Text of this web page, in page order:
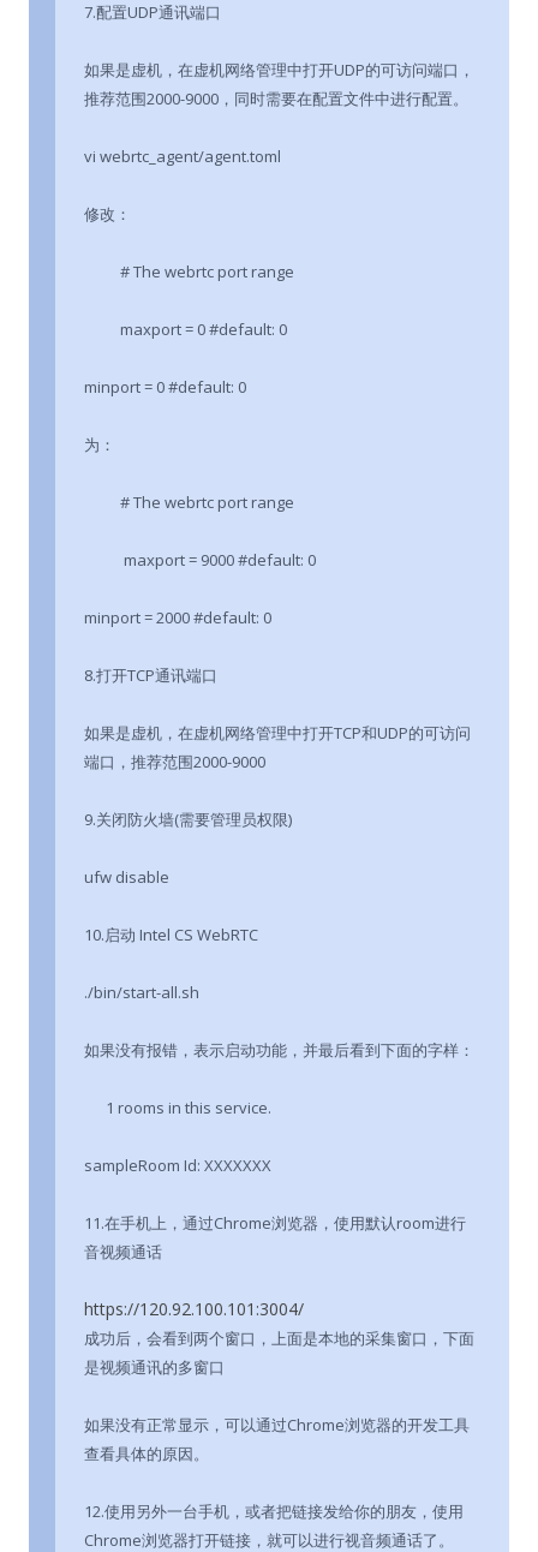
7.配置UDP通讯端口
如果是虚机，在虚机网络管理中打开UDP的可访问端口，
推荐范围2000-9000，同时需要在配置文件中进行配置。
vi webrtc_agent/agent.toml
修改：
# The webrtc port range
maxport = 0 #default: 0
minport = 0 #default: 0
为：
# The webrtc port range
maxport = 9000 #default: 0
minport = 2000 #default: 0
8.打开TCP通讯端口
如果是虚机，在虚机网络管理中打开TCP和UDP的可访问
端口，推荐范围2000-9000
9.关闭防火墙(需要管理员权限)
ufw disable
10.启动 Intel CS WebRTC
./bin/start-all.sh
如果没有报错，表示启动功能，并最后看到下面的字样：
1 rooms in this service.
sampleRoom Id: XXXXXXX
11.在手机上，通过Chrome浏览器，使用默认room进行
音视频通话
https://120.92.100.101:3004/
成功后，会看到两个窗口，上面是本地的采集窗口，下面
是视频通讯的多窗口
如果没有正常显示，可以通过Chrome浏览器的开发工具
查看具体的原因。
12.使用另外一台手机，或者把链接发给你的朋友，使用
Chrome浏览器打开链接，就可以进行视音频通话了。